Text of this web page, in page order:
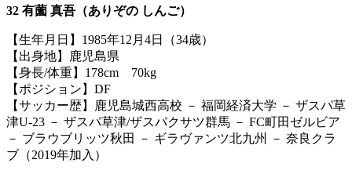
32 有薗 真吾（ありぞの しんご）
【生年月日】1985年12月4日（34歳）
【出身地】鹿児島県
【身長/体重】178cm 70kg
【ポジション】DF
【サッカー歴】鹿児島城西高校 － 福岡経済大学 － ザスパ草
津U-23 － ザスパ草津/ザスパクサツ群馬 － FC町田ゼルビア
－ ブラウブリッツ秋田 － ギラヴァンツ北九州 － 奈良クラ
ブ（2019年加入）